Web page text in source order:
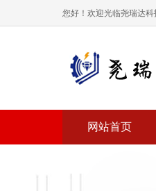
您好！欢迎光临尧瑞达科
网站首页